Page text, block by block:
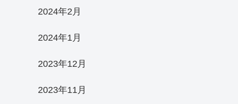
2024年2月
2024年1月
2023年12月
2023年11月